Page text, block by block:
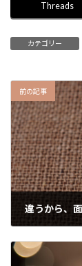
Threads
カテゴリー
前の記事
違うから、